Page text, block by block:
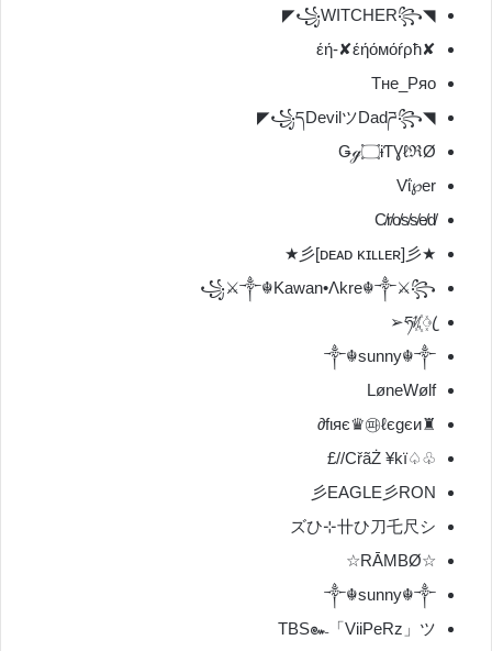
◥꧁WITCHER꧂◤
✘έή-✘έήόмόŕρħ
Тне_Ряо
◥꧁དDevilツDadཌ꧂◤
Ǥℊ۝ɨƬƔℓℜØ
Vΐ℘er
C̸r̸o̸s̸s̸e̸d̸
★彡[ᴅᴇᴀᴅ ᴋɪʟʟᴇʀ]彡★
꧁⚔༒☬Kawan•Λkre☬༒⚔꧂
ཧᜰ꙰ꦿ➢
༒☬sunny☬༒
LøneWølf
♜fιяє♛㉺ℓєgєи∂
♧♤CřãŻ ¥kï//£
彡EAGLE彡RON
ズひ⊹卄ひ刀乇尺シ
☆RĀMBØ☆
༒☬sunny☬༒
TBS๛「ViiPeRz」ツ